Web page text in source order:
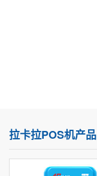
拉卡拉POS机产品